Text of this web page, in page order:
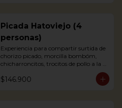
Picada Hatoviejo (4
personas)
Experiencia para compartir surtida de
chorizo picado, morcilla bombóm,
chicharroncitos, trocitos de pollo a la
plancha, trocitos de carne de cerdo a la
plancha, trocitos de carne de res a la
$146.900